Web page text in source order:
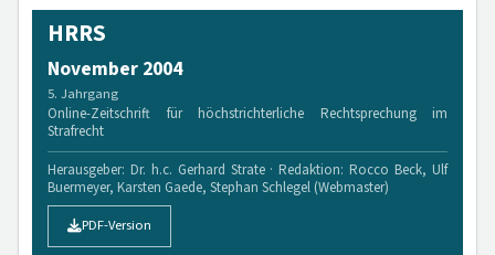
HRRS
November 2004
5. Jahrgang
Online-Zeitschrift für höchstrichterliche Rechtsprechung im
Strafrecht
Herausgeber: Dr. h.c. Gerhard Strate · Redaktion: Rocco Beck, Ulf
Buermeyer, Karsten Gaede, Stephan Schlegel (Webmaster)
PDF-Version